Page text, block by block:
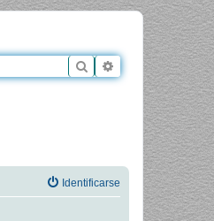
Buscar Búsqueda
Identificarse